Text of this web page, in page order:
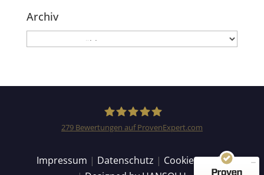
Archiv
279Bewertungen auf ProvenExpert.com
Impressum | Datenschutz | Cookie Details
Anwaltskanzlei Heinemann & Rummel GbR
Empfehlungen auf
SEHR GUT
155
124